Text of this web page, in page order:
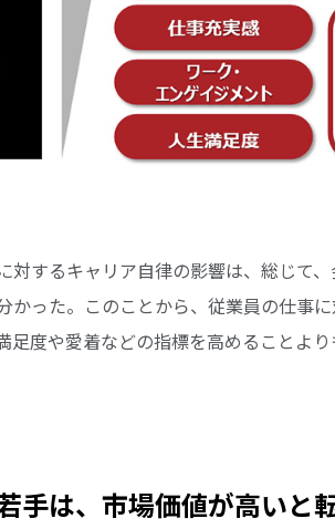
対するキャリア自律の影響は、総じて
かった。このことから、従業員の仕事
足度や愛着などの指標を高めることよ
手は、市場価値が高いと